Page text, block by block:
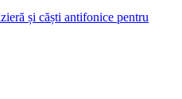
și căști antifonice pentru